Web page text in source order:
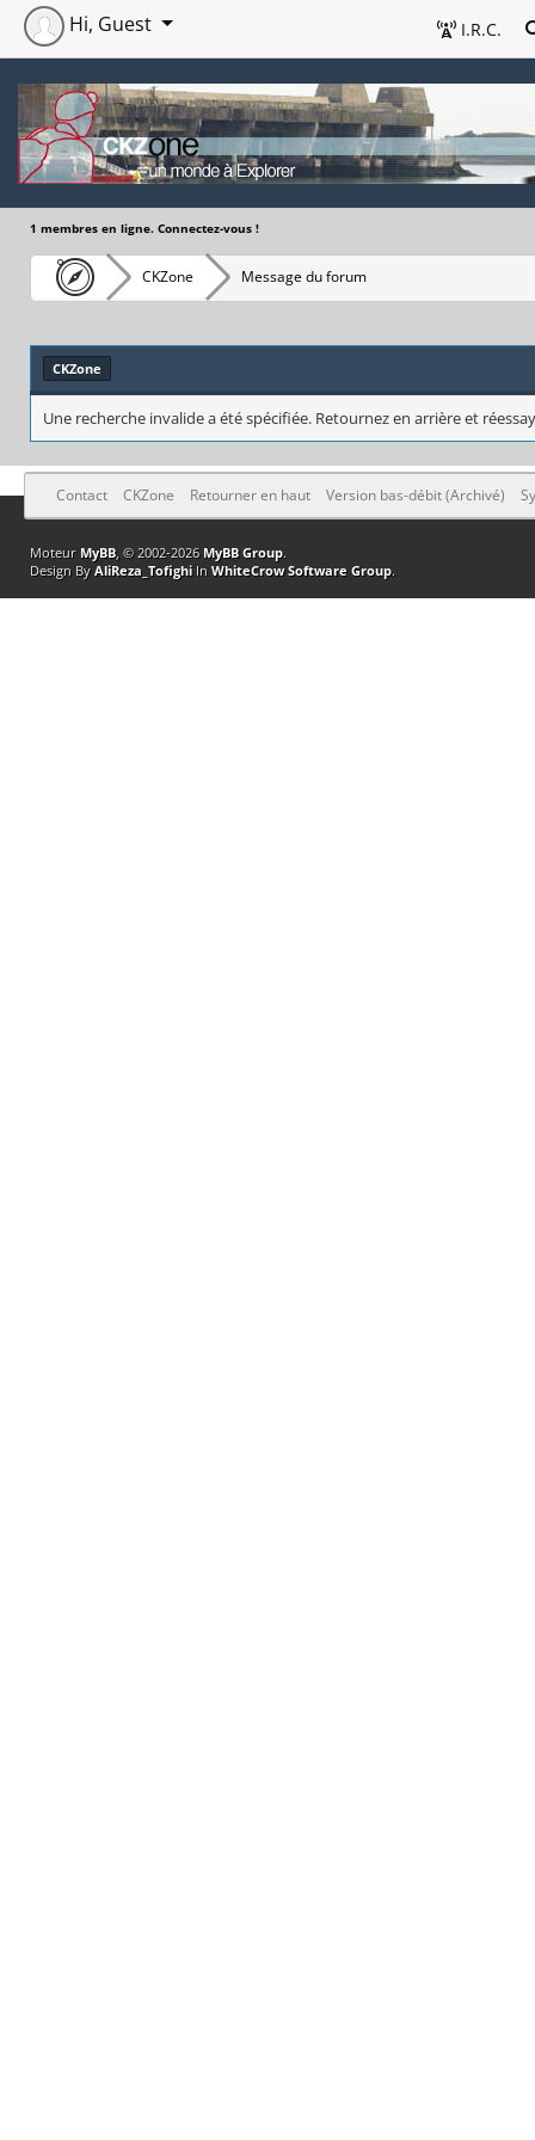
I.R.C.
Hi, Guest
1 membres en ligne. Connectez-vous !
CKZone Message du forum
CKZone
Une recherche invalide a été spécifiée. Retournez en arrière et
Contact CKZone Retourner en haut Version bas-débit (Archivé)
Moteur MyBB, © 2002-2026 MyBB Group.
Design By AliReza_TofighiIn WhiteCrow Software Group.